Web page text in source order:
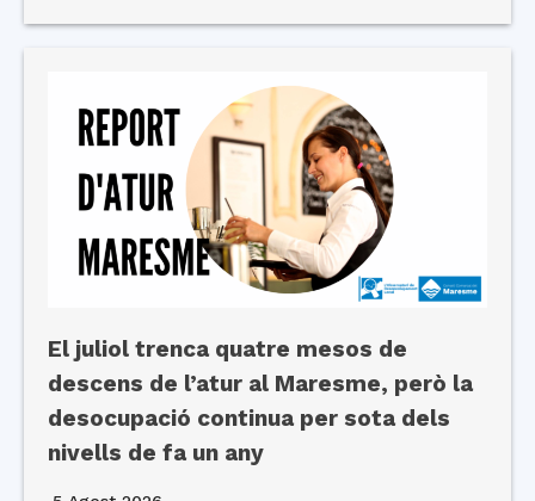
El juliol trenca quatre mesos de
descens de l’atur al Maresme, però la
desocupació continua per sota dels
nivells de fa un any